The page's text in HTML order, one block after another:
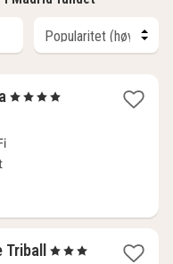
1
, 4 Stjerner
1
, 3 Stjerner